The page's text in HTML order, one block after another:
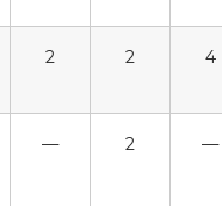
2 2 4
— 2 —